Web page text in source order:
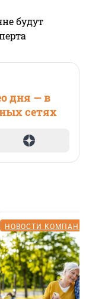
будут
дня — в
сетях
НОВОСТИ